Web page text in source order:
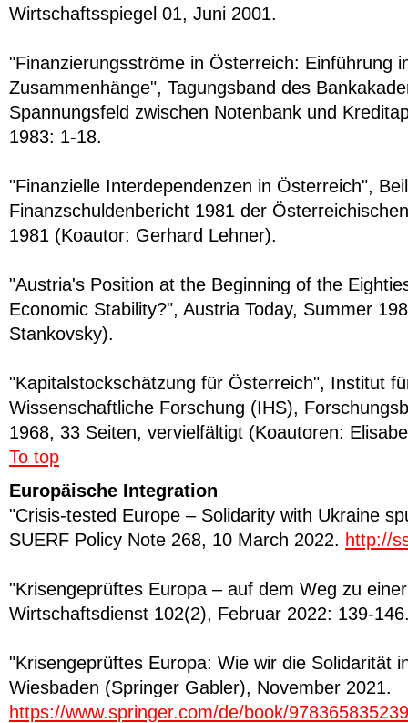
Wirtschaftsspiegel 01, Juni 2001.
"Finanzierungsströme in Österreich: Einführung
Zusammenhänge", Tagungsband des
Spannungsfeld zwischen Notenbank und
1983: 1-18.
"Finanzielle Interdependenzen in Österreich",
Finanzschuldenbericht 1981 der
1981 (Koautor: Gerhard Lehner).
"Austria's Position at the Beginning of the
Economic Stability?", Austria Today, Summer
Stankovsky).
"Kapitalstockschätzung für Österreich", Institut
Wissenschaftliche Forschung (IHS),
1968, 33 Seiten, vervielfältigt (Koautoren:
To top
Europäische Integration
"Crisis-tested Europe – Solidarity with Ukraine
SUERF Policy Note 268, 10 March 2022. http://
"Krisengeprüftes Europa – auf dem Weg zu
Wirtschaftsdienst 102(2), Februar 2022: 139-
"Krisengeprüftes Europa: Wie wir die Solidarität
Wiesbaden (Springer Gabler), November 2021.
https://www.springer.com/de/book/